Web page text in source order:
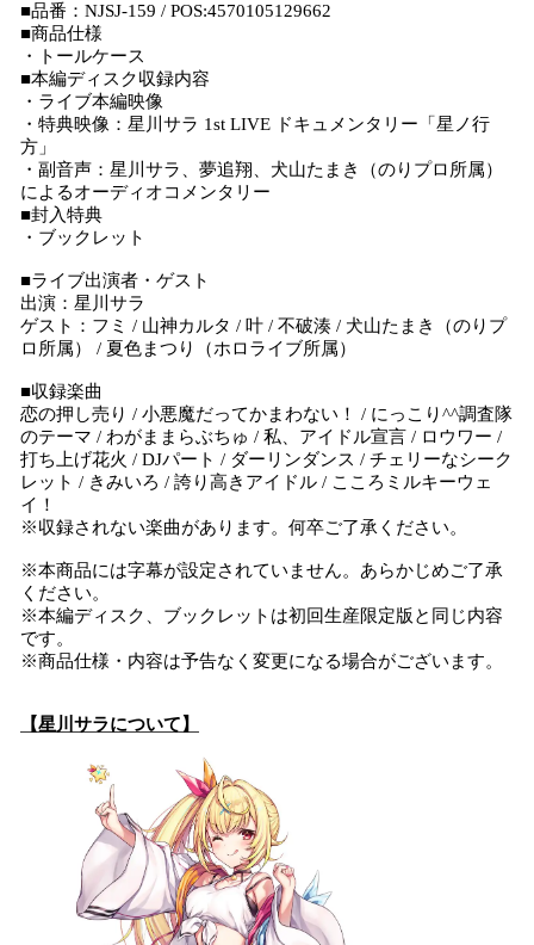
■品番：NJSJ-159 / POS:4570105129662
■商品仕様
・トールケース
■本編ディスク収録内容
・ライブ本編映像
・特典映像：星川サラ 1st LIVE ドキュメンタリー「星ノ行
方」
・副音声：星川サラ、夢追翔、犬山たまき（のりプロ所属）
によるオーディオコメンタリー
■封入特典
・ブックレット
■ライブ出演者・ゲスト
出演：星川サラ
ゲスト：フミ / 山神カルタ / 叶 / 不破湊 / 犬山たまき（のりプ
ロ所属） / 夏色まつり（ホロライブ所属）
■収録楽曲
恋の押し売り / 小悪魔だってかまわない！ / にっこり^^調査隊
のテーマ / わがままらぶちゅ / 私、アイドル宣言 / ロウワー /
打ち上げ花火 / DJパート / ダーリンダンス / チェリーなシーク
レット / きみいろ / 誇り高きアイドル / こころミルキーウェ
イ！
※収録されない楽曲があります。何卒ご了承ください。
※本商品には字幕が設定されていません。あらかじめご了承
ください。
※本編ディスク、ブックレットは初回生産限定版と同じ内容
です。
※商品仕様・内容は予告なく変更になる場合がございます。
【星川サラについて】